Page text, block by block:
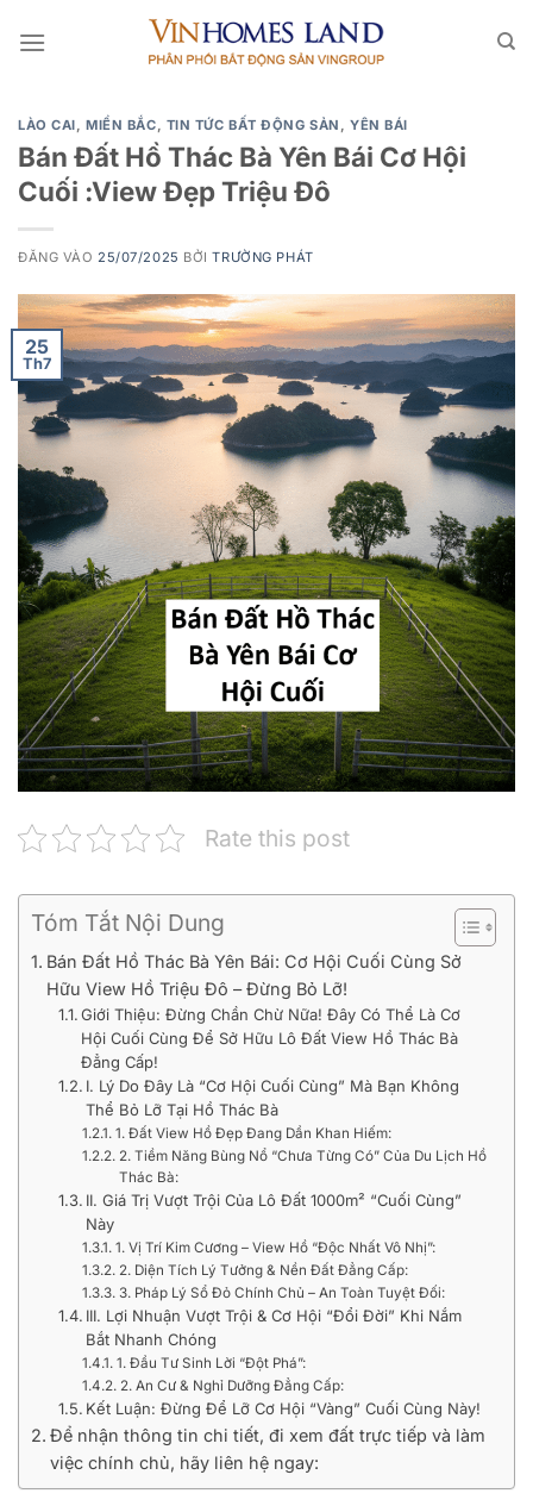
qua
LÀO CAI,MIỀN BẮC, TIN TỨC BẤT ĐỘNG SẢN , YÊN BÁI
Bán Đất Hồ Thác Bà Yên Bái Cơ Hội
Cuối :View Đẹp Triệu Đô
ĐĂNG VÀO 25/07/2025 BỞITRƯỜNG PHÁT
25
Th7
Rate this post
Tóm Tắt Nội Dung
Bán Đất Hồ Thác Bà Yên Bái: Cơ Hội Cuối Cùng Sở
Hữu View Hồ Triệu Đô – Đừng Bỏ Lỡ!
Giới Thiệu: Đừng Chần Chừ Nữa! Đây Có Thể Là Cơ
Hội Cuối Cùng Để Sở Hữu Lô Đất View Hồ Thác Bà
Đẳng Cấp!
I. Lý Do Đây Là “Cơ Hội Cuối Cùng” Mà Bạn Không
Thể Bỏ Lỡ Tại Hồ Thác Bà
1. Đất View Hồ Đẹp Đang Dần Khan Hiếm:
2. Tiềm Năng Bùng Nổ “Chưa Từng Có” Của Du Lịch Hồ
Thác Bà:
II. Giá Trị Vượt Trội Của Lô Đất 1000m² “Cuối Cùng”
Này
1. Vị Trí Kim Cương – View Hồ “Độc Nhất Vô Nhị”:
2. Diện Tích Lý Tưởng & Nền Đất Đẳng Cấp:
3. Pháp Lý Sổ Đỏ Chính Chủ – An Toàn Tuyệt Đối:
III. Lợi Nhuận Vượt Trội & Cơ Hội “Đổi Đời” Khi Nắm
Bắt Nhanh Chóng
1. Đầu Tư Sinh Lời “Đột Phá”:
2. An Cư & Nghỉ Dưỡng Đẳng Cấp:
Kết Luận: Đừng Để Lỡ Cơ Hội “Vàng” Cuối Cùng Này!
Để nhận thông tin chi tiết, đi xem đất trực tiếp và làm
việc chính chủ, hãy liên hệ ngay: